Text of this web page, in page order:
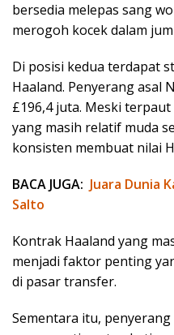
bersedia melepas sang
merogoh kocek dalam
Di posisi kedua terdapat
Haaland. Penyerang asal
£196,4 juta. Meski
yang masih relatif muda
konsisten membuat nilai
BACA JUGA: Juara Dunia
Salto
Kontrak Haaland yang
menjadi faktor penting
di pasar transfer.
Sementara itu,